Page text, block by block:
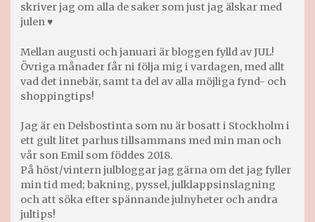
skriver jag om alla de saker som just jag älskar med
julen ♥
Mellan augusti och januari är bloggen fylld av JUL!
Övriga månader får ni följa mig i vardagen, med allt
vad det innebär, samt ta del av alla möjliga fynd- och
shoppingtips!
Jag är en Delsbostinta som nu är bosatt i Stockholm i
ett gult litet parhus tillsammans med min man och
vår son Emil som föddes 2018.
På höst/vintern julbloggar jag gärna om det jag fyller
min tid med; bakning, pyssel, julklappsinslagning
och att söka efter spännande julnyheter och andra
jultips!